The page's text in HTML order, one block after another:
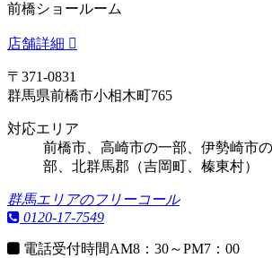
前橋ショールーム
店舗詳細
〒371-0831
群馬県前橋市小相木町765
対応エリア
前橋市、高崎市の一部、伊勢崎市
部、北群馬郡（吉岡町、榛東村）
群馬エリアのフリーコール
0120-17-7549
電話受付時間AM8：30～PM7：00